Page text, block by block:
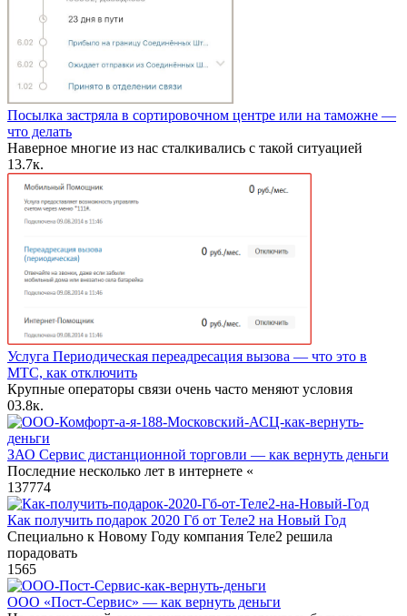
Посылка застряла в сортировочном центре или на таможне —
что делать
Наверное многие из нас сталкивались с такой ситуацией
13.7к.
Услуга Периодическая переадресация вызова — что это в
МТС, как отключить
Крупные операторы связи очень часто меняют условия
03.8к.
ЗАО Сервис дистанционной торговли — как вернуть деньги
Последние несколько лет в интернете «
137774
Как получить подарок 2020 Гб от Теле2 на Новый Год
Специально к Новому Году компания Теле2 решила
порадовать
1 565
ООО «Пост-Сервис» — как вернуть деньги